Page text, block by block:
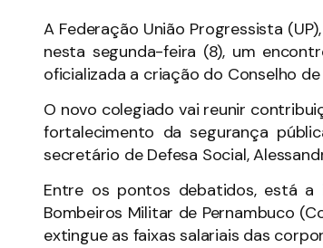
A Federação União Progressista
nesta segunda-feira (8), um
oficializada a criação do Conselho
O novo colegiado vai reunir
fortalecimento da segurança
secretário de Defesa Social,
Entre os pontos debatidos, está a
Bombeiros Militar de Pernambuco
extingue as faixas salariais das